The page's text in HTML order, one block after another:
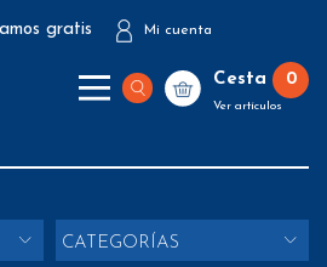
gratis Mi cuenta
Cesta 0
Ver artículos
CATEGORÍAS